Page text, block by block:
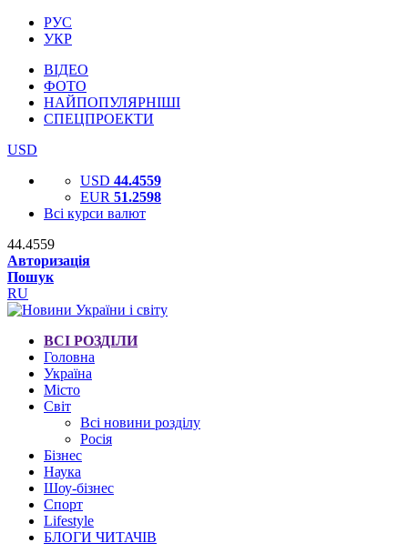
РУС
УКР
ВІДЕО
ФОТО
НАЙПОПУЛЯРНІШІ
СПЕЦПРОЕКТИ
USD
USD 44.4559
EUR 51.2598
Всі курси валют
44.4559
Авторизація
Пошук
RU
ВСІ РОЗДІЛИ
Головна
Україна
Місто
Світ
Всі новини розділу
Росія
Бізнес
Наука
Шоу-бізнес
Спорт
Lifestyle
БЛОГИ ЧИТАЧІВ